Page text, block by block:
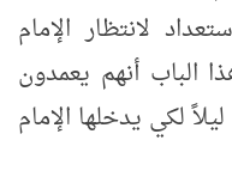
لانتظار الإمام
الباب أنهم يعمدون
لكي يدخلها الإمام